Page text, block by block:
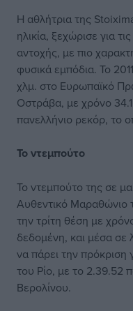
Η αθλήτρια της
ηλικία, ξεχώρισε για
αντοχής, με πιο
φυσικά εμπόδια. Το
χλμ. στο Ευρωπαϊκό
Οστράβα, με χρόνο
πανελλήνιο ρεκόρ, το
Το ντεμπούτο
Το ντεμπούτο της σε
Αυθεντικό Μαραθώνιο
την τρίτη θέση με
δεδομένη, και μέσα σε
να πάρει την
του Ρίο, με το 2.39.52
Βερολίνου.